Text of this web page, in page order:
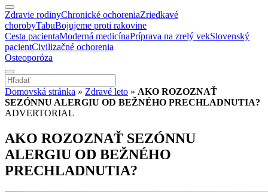
Zdravie rodinyChronické ochoreniaZriedkavé
chorobyTabuBojujeme proti rakovine
Cesta pacientaModerná medicínaPríprava na zrelý vekSlovenský
pacientCivilizačné ochorenia
Osteoporóza
Domovská stránka » Zdravé leto » AKO ROZOZNAŤ
SEZÓNNU ALERGIU OD BEŽNÉHO PRECHLADNUTIA?
ADVERTORIAL
AKO ROZOZNAŤ SEZÓNNU
ALERGIU OD BEŽNÉHO
PRECHLADNUTIA?